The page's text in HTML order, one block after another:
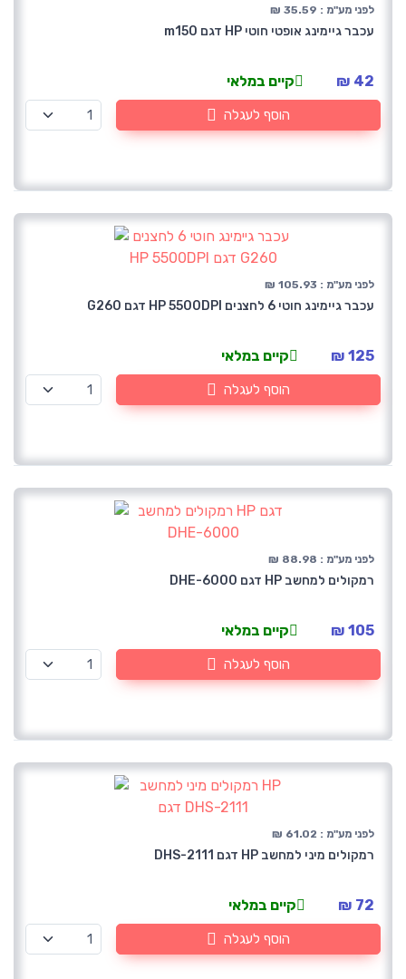
לפני מע"מ : 35.59 ₪
עכבר גיימינג אופטי חוטי HP דגם m150
42 ₪ קיים במלאי
הוסף לעגלה
לפני מע"מ : 105.93 ₪
עכבר גיימינג חוטי 6 לחצנים HP 5500DPI דגם G260
125 ₪ קיים במלאי
הוסף לעגלה
לפני מע"מ : 88.98 ₪
רמקולים למחשב HP דגם DHE-6000
105 ₪ קיים במלאי
הוסף לעגלה
לפני מע"מ : 61.02 ₪
רמקולים מיני למחשב HP דגם DHS-2111
72 ₪ קיים במלאי
הוסף לעגלה